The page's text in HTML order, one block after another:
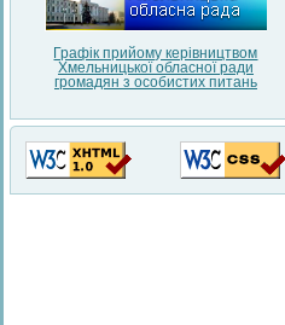
Графік прийому керівництвом
Хмельницької обласної ради
громадян з особистих питань